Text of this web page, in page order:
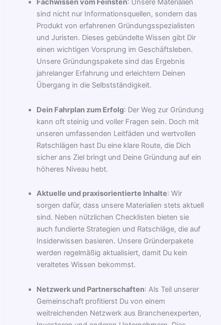
Fachwissen vom Feinsten: Unsere Materialien
sind nicht nur Informationsquellen, sondern das
Produkt von erfahrenen Gründungsspezialisten
und Juristen. Dieses gebündelte Wissen gibt Dir
einen wichtigen Vorsprung im Geschäftsleben.
Unsere Gründungspakete sind das Ergebnis
jahrelanger Erfahrung und erleichtern Deinen
Übergang in die Selbstständigkeit.
Dein Fahrplan zum Erfolg: Der Weg zur Gründung
kann oft steinig und voller Fragen sein. Doch mit
unseren umfassenden Leitfäden und wertvollen
Ratschlägen hast Du eine klare Route, die Dich
sicher ans Ziel bringt und Deine Gründung auf ein
höheres Niveau hebt.
Aktuelle und praxisorientierte Inhalte: Wir
sorgen dafür, dass unsere Materialien stets aktuell
sind. Neben nützlichen Checklisten bieten sie
auch fundierte Strategien und Ratschläge, die auf
Insiderwissen basieren. Unsere Gründerpakete
werden regelmäßig aktualisiert, damit Du kein
veraltetes Wissen bekommst.
Netzwerk und Partnerschaften: Als Teil unserer
Gemeinschaft profitierst Du von einem
weitreichenden Netzwerk aus Branchenexperten,